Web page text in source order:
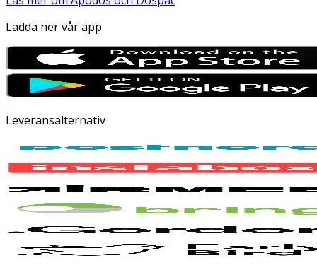
Ladda ner vår app
Leveransalternativ